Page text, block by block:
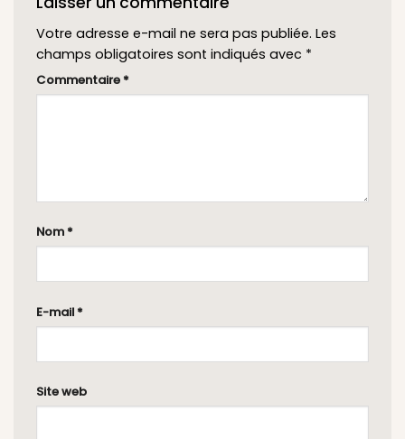
Votre adresse e-mail ne sera pas publiée. Les
champs obligatoires sont indiqués avec *
Commentaire *
Nom *
E-mail *
Site web